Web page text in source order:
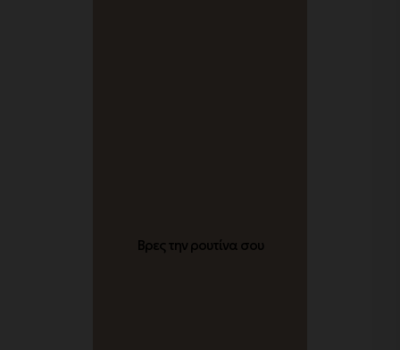
Βρες την ρουτίνα σου